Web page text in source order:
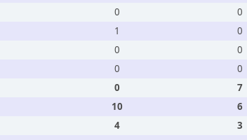
0 0
1 0
0 0
0 0
0 7
10 6
4 3